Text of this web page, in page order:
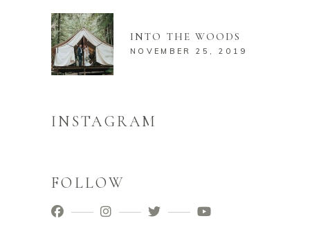
INTO THE WOODS
NOVEMBER 25, 2019
INSTAGRAM
FOLLOW